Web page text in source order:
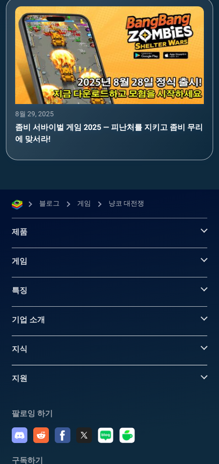
8월 29, 2025
좀비 서바이벌 게임 2025 — 피난처를 지키고 좀비 무리
에 맞서라!
블로그 게임 냥코 대전쟁
제품
게임
특징
기업 소개
지식
지원
팔로잉 하기
구독하기